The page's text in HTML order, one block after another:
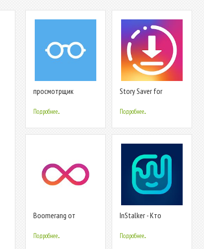
просмотрщик
- для Instagram
Подробнее...
Story Saver for
Story
Подробнее...
Boomerang от
Подробнее...
InStalker - Кто
профиль Instagram
Подробнее...